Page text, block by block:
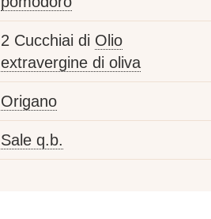
2 Cucchiai di Olio
extravergine di oliva
Origano
Sale q.b.